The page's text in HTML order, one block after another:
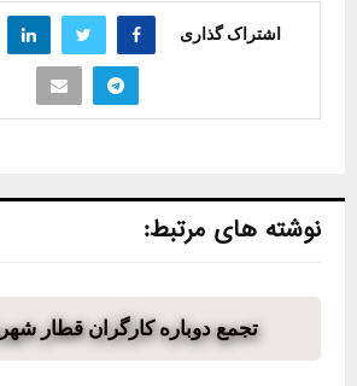
اشتراک گذاری
نوشته های مرتبط:
تجمع دوباره کارگران قطار